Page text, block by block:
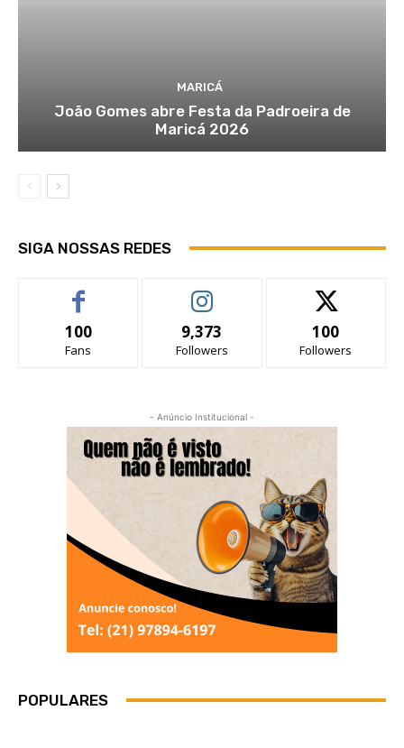
MARICÁ
João Gomes abre Festa da Padroeira de
Maricá 2026
SIGA NOSSAS REDES
100
Fans
9,373
Followers
100
Followers
- Anúncio Institucional -
POPULARES